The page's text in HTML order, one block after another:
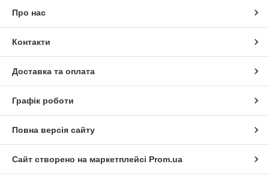
Про нас
Контакти
Доставка та оплата
Графік роботи
Повна версія сайту
Сайт створено на маркетплейсі Prom.ua